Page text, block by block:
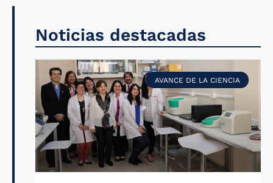
Noticias destacadas
AVANCE DE LA CIENCIA